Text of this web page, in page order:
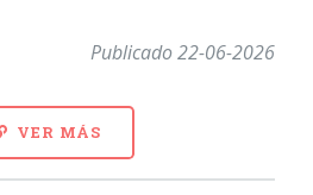
Publicado 22-06-2026
VER MÁS